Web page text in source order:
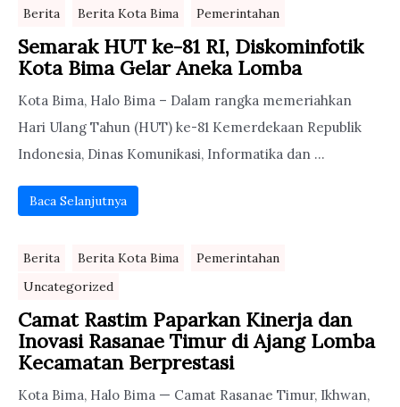
Berita Berita Kota Bima Pemerintahan
Semarak HUT ke-81 RI, Diskominfotik
Kota Bima Gelar Aneka Lomba
Kota Bima, Halo Bima – Dalam rangka memeriahkan
Hari Ulang Tahun (HUT) ke-81 Kemerdekaan Republik
Indonesia, Dinas Komunikasi, Informatika dan ...
Baca Selanjutnya
Berita Berita Kota Bima
Pemerintahan
Uncategorized
Camat Rastim Paparkan Kinerja dan
Inovasi Rasanae Timur di Ajang Lomba
Kecamatan Berprestasi
Kota Bima, Halo Bima — Camat Rasanae Timur, Ikhwan,